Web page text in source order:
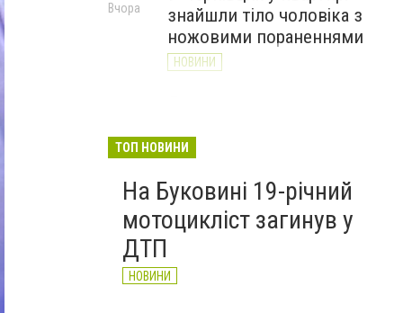
знайшли тіло чоловіка з
ножовими пораненнями
НОВИНИ
Вчора
критичну ситуацію з водою
НОВИНИ
ТОП НОВИНИ
На Буковині 19-річний
мотоцикліст загинув у
ДТП
НОВИНИ